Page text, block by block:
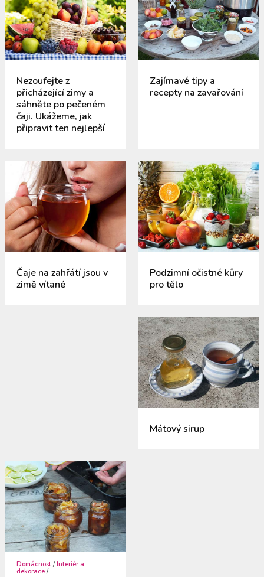
Nezoufejte z
přicházející zimy a
sáhněte po pečeném
čaji. Ukážeme, jak
připravit ten nejlepší
Zajímavé tipy a
recepty na zavařování
Čaje na zahřátí jsou v
zimě vítané
Podzimní očistné kůry
pro tělo
Mátový sirup
Domácnost /Interiér a
dekorace /